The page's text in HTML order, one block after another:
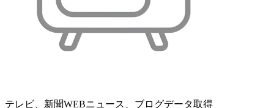
テレビ、新聞WEBニュース、ブログデータ取得